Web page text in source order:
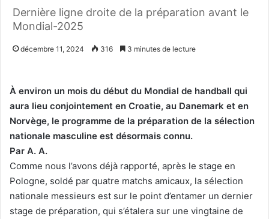
Dernière ligne droite de la préparation avant le
Mondial-2025
décembre 11, 2024 316 3 minutes de lecture
À environ un mois du début du Mondial de handball qui
aura lieu conjointement en Croatie, au Danemark et en
Norvège, le programme de la préparation de la sélection
nationale masculine est désormais connu.
Par A. A.
Comme nous l’avons déjà rapporté, après le stage en
Pologne, soldé par quatre matchs amicaux, la sélection
nationale messieurs est sur le point d’entamer un dernier
stage de préparation, qui s’étalera sur une vingtaine de